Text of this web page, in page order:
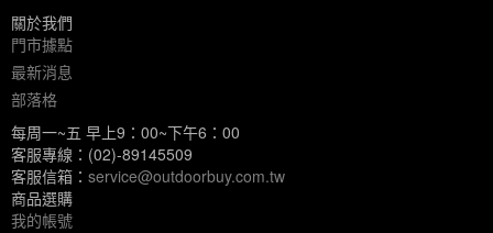
關於我們
門市據點
最新消息
部落格
每周一~五 早上9：00~下午6：00
客服專線：(02)-89145509
客服信箱： service@outdoorbuy.com.tw
商品選購
我的帳號